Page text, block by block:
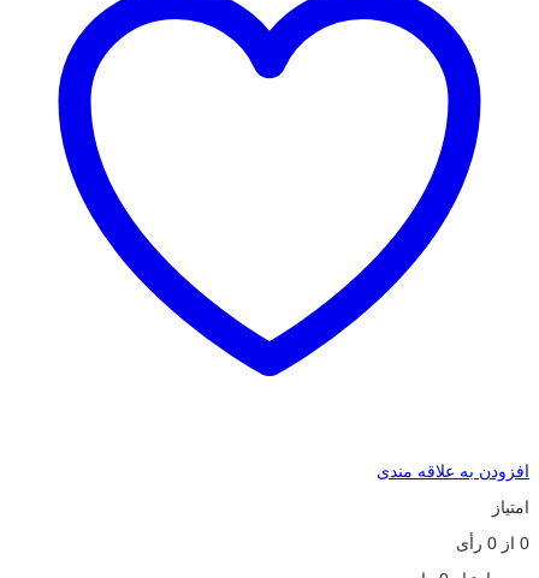
افزودن به علاقه مندی
امتیاز
0 از 0 رأی